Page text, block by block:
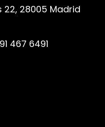
22, 28005 Madrid
91 467 6491